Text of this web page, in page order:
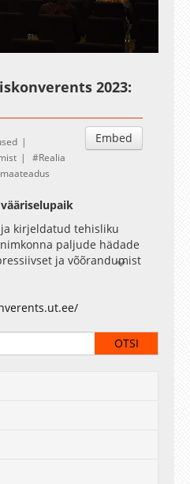
Esituskiirused
Auto
2023:
Embed
Realia
kirjeldatud tehisliku
paljude hädade
ja võõrandumist
maakeskkonnale, kuhu
ja vabal hetkel närvi
kus peagi elab
ja linnu
on kõike
linn probleem, vaid
tuleb kohelda kui
linna kui elupaika, kus